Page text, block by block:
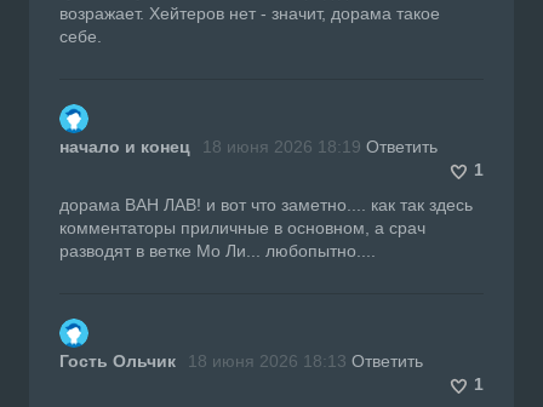
возражает. Хейтеров нет - значит, дорама такое
себе.
начало и конец 18 июня 2026 18:19 Ответить
1
дорама ВАН ЛАВ! и вот что заметно.... как так здесь
комментаторы приличные в основном, а срач
разводят в ветке Мо Ли... любопытно....
Гость Ольчик 18 июня 2026 18:13 Ответить
1